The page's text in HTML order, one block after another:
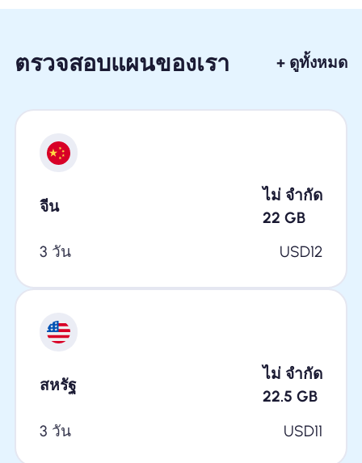
ตรวจสอบแผนของเรา + ดูทั้งหมด
จีน
ไม่ จำกัด
22 GB
3 วัน
USD12
สหรัฐ
ไม่ จำกัด
22.5 GB
3 วัน
USD11